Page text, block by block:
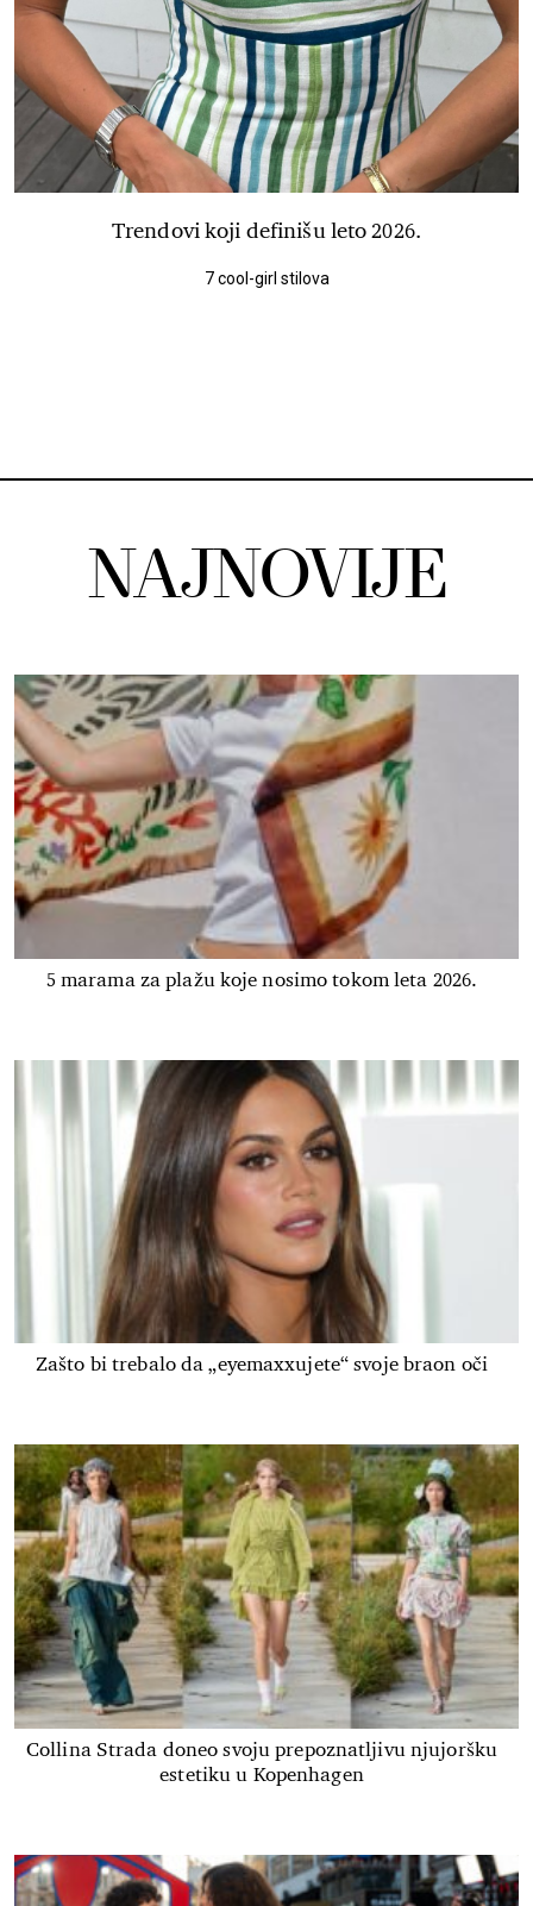
Trendovi koji definišu leto 2026.
7 cool-girl stilova
NAJNOVIJE
5 marama za plažu koje nosimo tokom leta 2026.
Zašto bi trebalo da „eyemaxxujete“ svoje braon oči
Collina Strada doneo svoju prepoznatljivu njujoršku
estetiku u Kopenhagen